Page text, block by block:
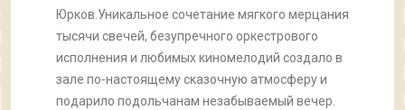
Юрков.Уникальное сочетание мягкого мерцания
тысячи свечей, безупречного оркестрового
исполнения и любимых киномелодий создало в
зале по-настоящему сказочную атмосферу и
подарило подольчанам незабываемый вечер.